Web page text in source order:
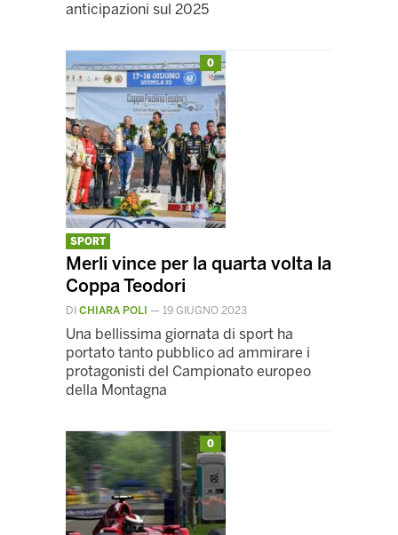
anticipazioni sul 2025
0
SPORT
Merli vince per la quarta volta la
Coppa Teodori
DI CHIARA POLI — 19 GIUGNO 2023
Una bellissima giornata di sport ha
portato tanto pubblico ad ammirare i
protagonisti del Campionato europeo
della Montagna
0